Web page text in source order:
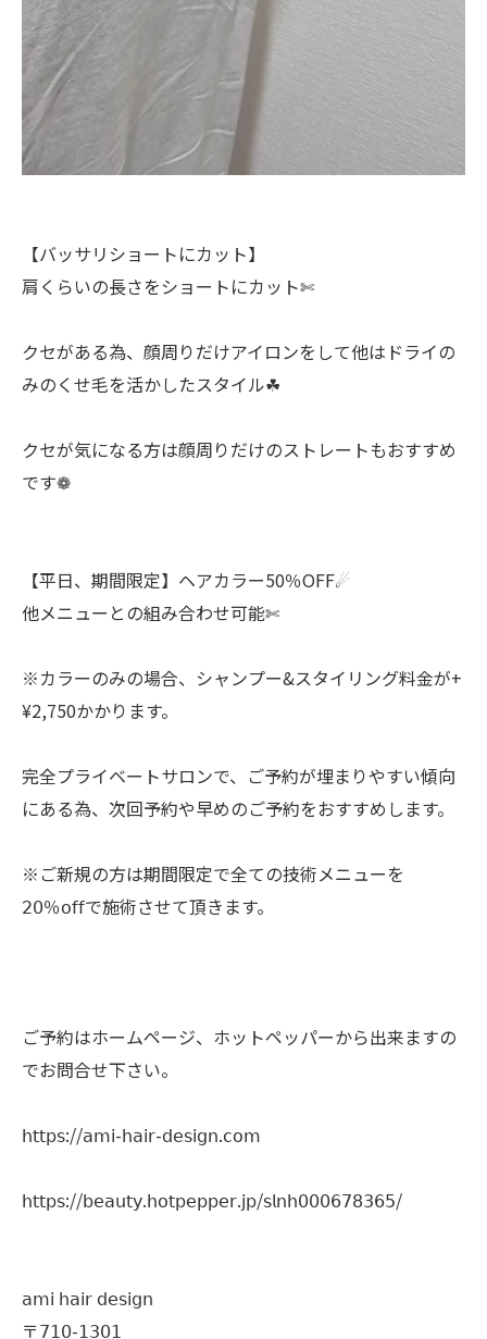
【バッサリショートにカット】
肩くらいの長さをショートにカット✄
クセがある為、顔周りだけアイロンをして他はドライの
みのくせ毛を活かしたスタイル☘︎
クセが気になる方は顔周りだけのストレートもおすすめ
です❁
【平日、期間限定】ヘアカラー50％OFF☄︎
他メニューとの組み合わせ可能✄
※カラーのみの場合、シャンプー&スタイリング料金が+
¥2,750かかります。
完全プライベートサロンで、ご予約が埋まりやすい傾向
にある為、次回予約や早めのご予約をおすすめします。
※ご新規の方は期間限定で全ての技術メニューを
𝟤𝟢％𝗈𝖿𝖿で施術させて頂きます。
ご予約はホームページ、ホットペッパーから出来ますの
でお問合せ下さい。
𝗁𝗍𝗍𝗉𝗌://𝖺𝗆𝗂-𝗁𝖺𝗂𝗋-𝖽𝖾𝗌𝗂𝗀𝗇.𝖼𝗈𝗆
𝗁𝗍𝗍𝗉𝗌://𝖻𝖾𝖺𝗎𝗍𝗒.𝗁𝗈𝗍𝗉𝖾𝗉𝗉𝖾𝗋.𝗃𝗉/𝗌𝗅𝗇𝗁𝟢𝟢𝟢𝟨𝟩𝟪𝟥𝟨𝟧/
𝖺𝗆𝗂 𝗁𝖺𝗂𝗋 𝖽𝖾𝗌𝗂𝗀𝗇
〒𝟩𝟣𝟢-𝟣𝟥𝟢𝟣